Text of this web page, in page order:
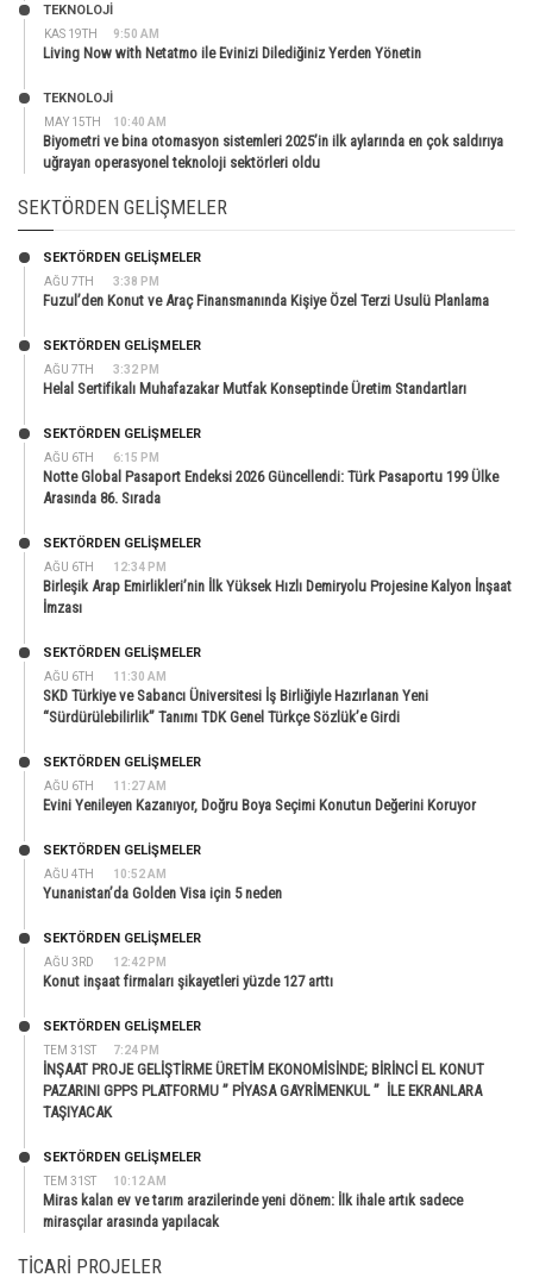
KAS 19TH 9:50 AM
TEKNOLOJİ
Living Now with Netatmo ile Evinizi Dilediğiniz Yerden Yönetin
MAY 15TH 10:40 AM
TEKNOLOJİ
Biyometri ve bina otomasyon sistemleri 2025’in ilk aylarında en çok saldırıya
uğrayan operasyonel teknoloji sektörleri oldu
SEKTÖRDEN GELIŞMELER
AĞU 7TH 3:38 PM
SEKTÖRDEN GELIŞMELER
Fuzul’den Konut ve Araç Finansmanında Kişiye Özel Terzi Usulü Planlama
AĞU 7TH 3:32 PM
SEKTÖRDEN GELIŞMELER
Helal Sertifikalı Muhafazakar Mutfak Konseptinde Üretim Standartları
AĞU 6TH 6:15 PM
SEKTÖRDEN GELIŞMELER
Notte Global Pasaport Endeksi 2026 Güncellendi: Türk Pasaportu 199 Ülke
Arasında 86. Sırada
AĞU 6TH 12:34 PM
SEKTÖRDEN GELIŞMELER
Birleşik Arap Emirlikleri’nin İlk Yüksek Hızlı Demiryolu Projesine Kalyon İnşaat
İmzası
AĞU 6TH 11:30 AM
SEKTÖRDEN GELIŞMELER
SKD Türkiye ve Sabancı Üniversitesi İş Birliğiyle Hazırlanan Yeni
“Sürdürülebilirlik” Tanımı TDK Genel Türkçe Sözlük’e Girdi
AĞU 6TH 11:27 AM
SEKTÖRDEN GELIŞMELER
Evini Yenileyen Kazanıyor, Doğru Boya Seçimi Konutun Değerini Koruyor
AĞU 4TH 10:52 AM
SEKTÖRDEN GELIŞMELER
Yunanistan’da Golden Visa için 5 neden
AĞU 3RD 12:42 PM
SEKTÖRDEN GELIŞMELER
Konut inşaat firmaları şikayetleri yüzde 127 arttı
TEM 31ST 7:24 PM
SEKTÖRDEN GELIŞMELER
İNŞAAT PROJE GELİŞTİRME ÜRETİM EKONOMİSİNDE; BİRİNCİ EL KONUT
PAZARINI GPPS PLATFORMU ” PİYASA GAYRİMENKUL ” İLE EKRANLARA
TAŞIYACAK
TEM 31ST 10:12 AM
SEKTÖRDEN GELIŞMELER
Miras kalan ev ve tarım arazilerinde yeni dönem: İlk ihale artık sadece
mirasçılar arasında yapılacak
TICARI PROJELER